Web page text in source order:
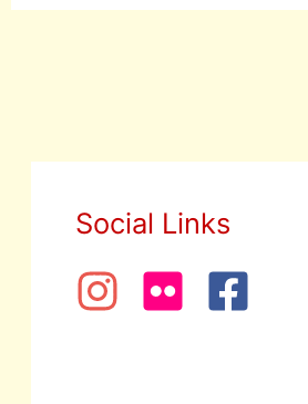
Hauswurz
Social Links